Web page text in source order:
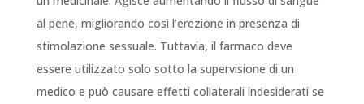
al pene, migliorando così l’erezione in presenza di
stimolazione sessuale. Tuttavia, il farmaco deve
essere utilizzato solo sotto la supervisione di un
medico e può causare effetti collaterali indesiderati se